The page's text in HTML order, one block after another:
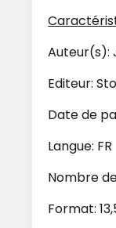
Auteur(s):
Editeur:
Date de
Langue: FR
Nombre
Format: